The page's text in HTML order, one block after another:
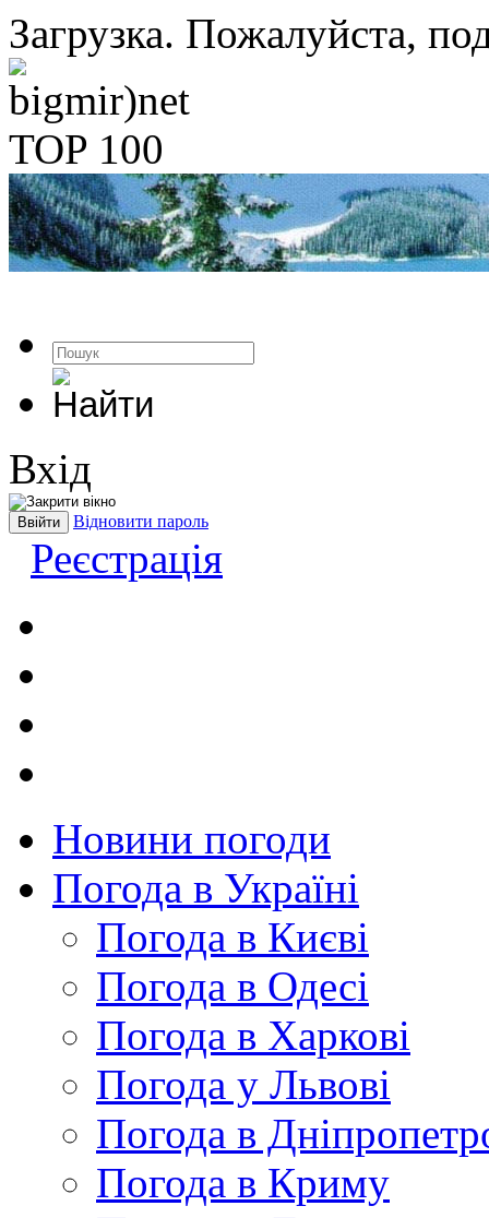
Загрузка. Пожалуйста,
Вхід
Відновити пароль
Реєстрація
Новини погоди
Погода в Україні
Погода в Києві
Погода в Одесі
Погода в Харкові
Погода у Львові
Погода в
Погода в Криму